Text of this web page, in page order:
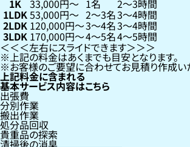
1K 33,000円〜 1名 2〜3時間
1LDK53,000円〜 2〜3名3〜4時間
2LDK 120,000円〜3〜4名3〜4時間
3LDK 170,000円〜4〜5名4〜5時間
左右にスライドできます
上記の料金はあくまでも目安となります。
お客様のご要望に合わせてお見積り作成い
上記料金に含まれる
基本サービス内容はこちら
出張費
分別作業
搬出作業
処分品回収
貴重品の探索